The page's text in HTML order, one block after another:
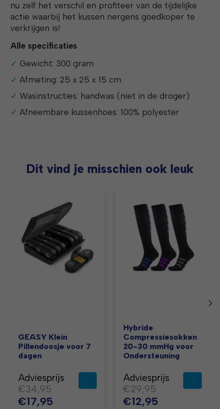
nu zelf het verschil en profiteer van de tijdelijke
actie waarbij het kussen nergens goedkoper te
verkrijgen is!
Alle specificaties
Gewicht: 300 gram
Afmeting: 25 x 25 x 15 cm
Wasinstructies: handwas (niet in de droger)
Afneembare kussenhoes: 100% polyester
Dit vind je misschien ook leuk
GEASY Klein
Pillendoosje voor 7
dagen
Adviesprijs
€34,95
€17,95
Hybride
Compressiesokken
20-30 mmHg voor
Ondersteuning
Adviesprijs
€29,95
€12,95